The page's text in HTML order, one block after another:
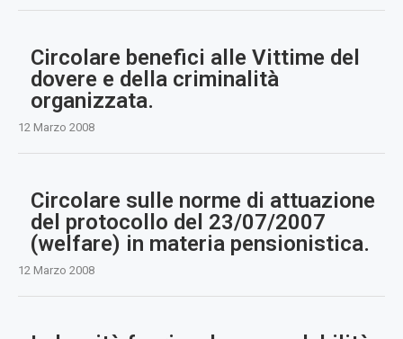
Circolare benefici alle Vittime del
dovere e della criminalità
organizzata.
12 Marzo 2008
Circolare sulle norme di attuazione
del protocollo del 23/07/2007
(welfare) in materia pensionistica.
12 Marzo 2008